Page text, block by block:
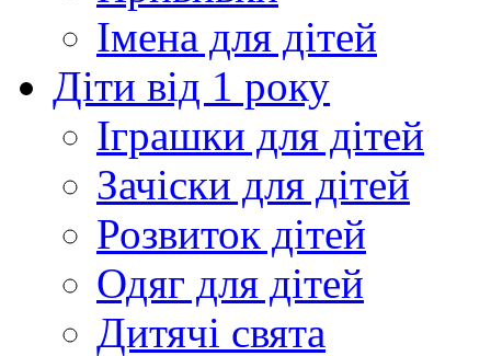
Імена для дітей
Діти від 1 року
Іграшки для дітей
Зачіски для дітей
Розвиток дітей
Одяг для дітей
Дитячі свята